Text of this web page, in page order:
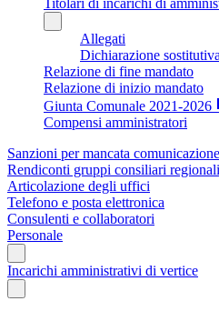
Allegati
Dichiarazione
Relazione di fine mandato
Relazione di inizio mandato
Giunta Comunale 2021-2026
Compensi amministratori
Sanzioni per mancata
Rendiconti gruppi consiliari
Articolazione degli uffici
Telefono e posta elettronica
Consulenti e collaboratori
Personale
Incarichi amministrativi di vertice